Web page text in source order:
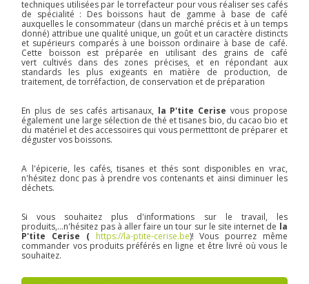
techniques utilisées par le torrefacteur pour vous réaliser ses cafés
de spécialité : Des boissons haut de gamme à base de café
auxquelles le consommateur (dans un marché précis et à un temps
donné) attribue une qualité unique, un goût et un caractère distincts
et supérieurs comparés à une boisson ordinaire à base de café.
Cette boisson est préparée en utilisant des grains de café
vert cultivés dans des zones précises, et en répondant aux
standards les plus exigeants en matière de production, de
traitement, de torréfaction, de conservation et de préparation
En plus de ses cafés artisanaux, la P'tite Cerise vous propose
également une large sélection de thé et tisanes bio, du cacao bio et
du matériel et des accessoires qui vous permetttont de préparer et
déguster vos boissons.
A l'épicerie, les cafés, tisanes et thés sont disponibles en vrac,
n'hésitez donc pas à prendre vos contenants et ainsi diminuer les
déchets.
Si vous souhaitez plus d'informations sur le travail, les
produits,...n'hésitez pas à aller faire un tour sur le site internet de la
P'tite Cerise (
https://la-ptite-cerise.be)! Vous pourrez même
commander vos produits préférés en ligne et être livré où vous le
souhaitez.